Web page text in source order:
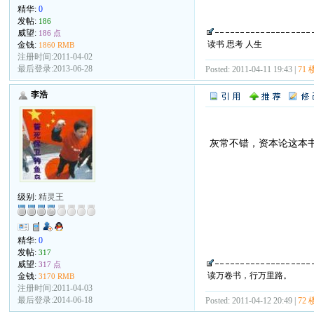
精华:0
发帖: 186
威望: 186 点
金钱: 1860 RMB
注册时间:2011-04-02
最后登录:2013-06-28
读书 思考 人生
Posted: 2011-04-11 19:43 |71
李浩
级别:精灵王
精华:0
发帖:317
威望:317 点
金钱:3170 RMB
注册时间:2011-04-03
最后登录:2014-06-18
灰常不错，资本论这本
读万卷书，行万里路。
Posted: 2011-04-12 20:49 |72